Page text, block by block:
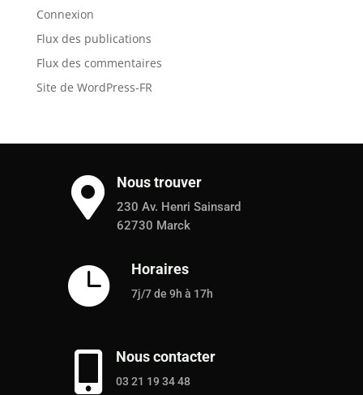
Connexion
Flux des publications
Flux des commentaires
Site de WordPress-FR
 Nous trouver
230 Av. Henri Sainsard
62730 Marck
 Horaires
7j/7 de 9h à 17h
 Nous contacter
03 21 19 34 48